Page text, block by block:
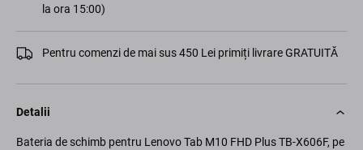
la ora 15:00)
Pentru comenzi de mai sus 450 Lei primiți livrare GRATUITĂ
Detalii
Bateria de schimb pentru Lenovo Tab M10 FHD Plus TB-X606F, pe